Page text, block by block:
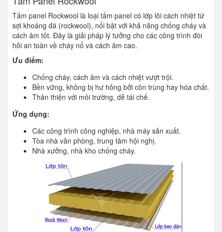
Tấm panel Rockwool là loại tấm panel có lớp lõi cách nhiệt từ
sợi khoáng đá (rockwool), nổi bật với khả năng chống cháy và
cách âm tốt. Đây là giải pháp lý tưởng cho các công trình đòi
hỏi an toàn về cháy nổ và cách âm cao.
Ưu điểm:
Chống cháy, cách âm và cách nhiệt vượt trội.
Bền vững, không bị hư hỏng bởi côn trùng hay hóa chất.
Thân thiện với môi trường, dễ tái chế.
Ứng dụng:
Các công trình công nghiệp, nhà máy sản xuất.
Tòa nhà văn phòng, trung tâm hội nghị.
Nhà xưởng, nhà kho chống cháy.